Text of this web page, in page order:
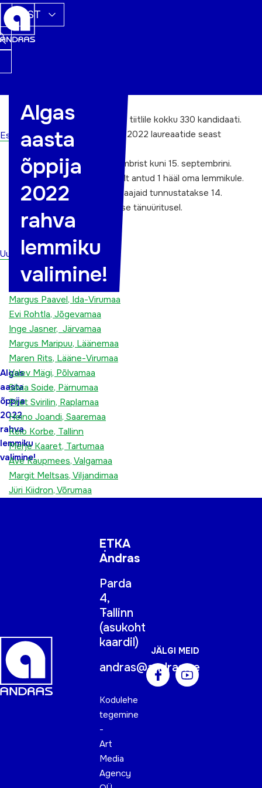
EST
Esileht
Uudised
Algas
aasta
õppija
2022
rahva
lemmiku
valimine!
Algas
aasta
õppija
2022
rahva
lemmiku
valimine!
Sel aastal esitati aasta õppija tiitlile kokku 330 kandidaati.
Kõigi maakonna aasta õppija 2022 laureaatide seast
valitakse välja rahva lemmik.
Hääletamine toimub 1.septembrist kuni 15. septembrini.
Arvesse läheb hääletaja poolt antud 1 hääl oma lemmikule.
Rahva lemmikut ja teisi tiitlisaajaid tunnustatakse 14.
oktoobril Täiskasvanuhariduse tänuüritusel.
ÕPPIJATE EDULOOD
Age Saks, Harjumaa
Erki Ala, Hiiumaa
Margus Paavel, Ida-Virumaa
Evi Rohtla, Jõgevamaa
Inge Jasner, Järvamaa
Margus Maripuu, Läänemaa
Maren Rits, Lääne-Virumaa
Valev Mägi, Põlvamaa
Silvia Soide, Pärnumaa
Piret Svirilin, Raplamaa
Heino Joandi, Saaremaa
Keio Korbe, Tallinn
Merje Kaaret, Tartumaa
Ave Kaupmees, Valgamaa
Margit Meltsas, Viljandimaa
Jüri Kiidron, Võrumaa
ETKA
Andras
Parda
4,
Tallinn
(asukoht
kaardil)
andras@andras.ee
Kodulehe
tegemine
-
Art
Media
Agency
JÄLGI MEID